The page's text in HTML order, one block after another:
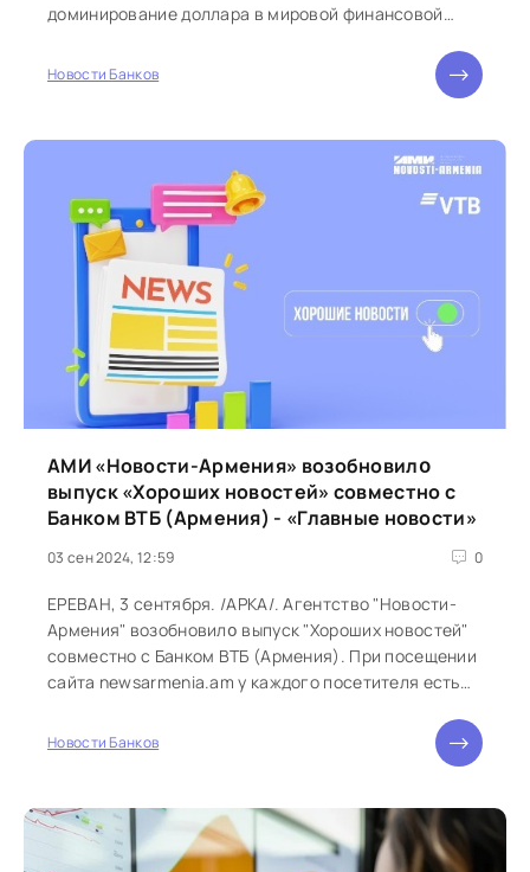
доминирование доллара в мировой финансовой
господство американской...
Новости Банков
АМИ «Новости-Армения» возобновилօ
выпуск «Хороших новостей» совместно с
Банком ВТБ (Армения) - «Главные новости»
03 сен 2024, 12:59 0
ЕРЕВАН, 3 сентября. /АРКА/. Агентство "Новости-
Армения" возобновилօ выпуск "Хороших новостей"
совместно с Банком ВТБ (Армения). При посещении
сайта newsarmenia.am у каждого посетителя есть
Новости Банков